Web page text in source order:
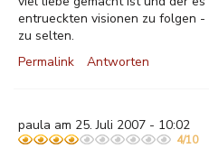
entrueckten visionen zu folgen
zu selten.
Permalink
Antworten
paula am 25. Juli 2007 - 10:02
4/10